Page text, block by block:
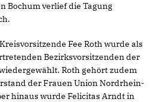
Bochum verlief die Tagung
Fee Roth wurde als
Bezirksvorsitzenden der
Roth gehört zudem
der Frauen Union Nordrhein-
hinaus wurde Felicitas Arndt in